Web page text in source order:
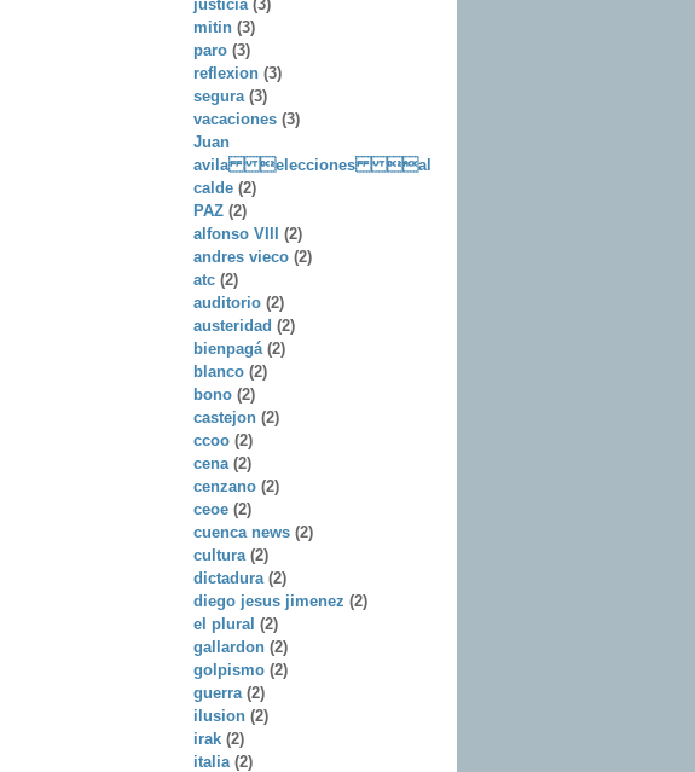
justicia (3)
mitin (3)
paro (3)
reflexion (3)
segura (3)
vacaciones (3)
Juan
avila elecciones al
calde (2)
PAZ (2)
alfonso VIII (2)
andres vieco (2)
atc (2)
auditorio (2)
austeridad (2)
bienpagá (2)
blanco (2)
bono (2)
castejon (2)
ccoo (2)
cena (2)
cenzano (2)
ceoe (2)
cuenca news (2)
cultura (2)
dictadura (2)
diego jesus jimenez (2)
el plural (2)
gallardon (2)
golpismo (2)
guerra (2)
ilusion (2)
irak (2)
italia (2)